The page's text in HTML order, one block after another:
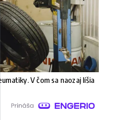
V čom sa naozaj líšia